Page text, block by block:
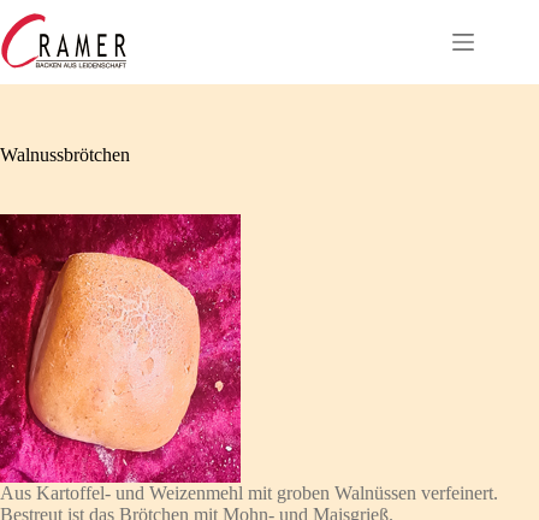
Zum
Inhalt
springen
Walnussbrötchen
Aus Kartoffel- und Weizenmehl mit groben Walnüssen verfeinert.
Bestreut ist das Brötchen mit Mohn- und Maisgrieß.